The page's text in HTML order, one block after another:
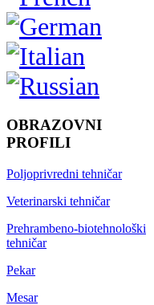
OBRAZOVNI
PROFILI
Poljoprivredni tehničar
Veterinarski tehničar
Prehrambeno-biotehnološki
tehničar
Pekar
Mesar